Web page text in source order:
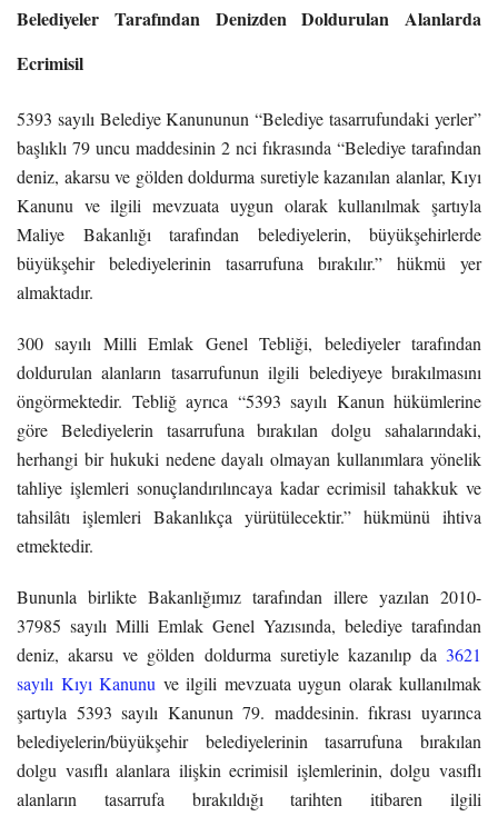
Belediyeler Tarafından Denizden Doldurulan Alanlarda
Ecrimisil
5393 sayılı Belediye Kanununun “Belediye tasarrufundaki yerler”
başlıklı 79 uncu maddesinin 2 nci fıkrasında “Belediye tarafından
deniz, akarsu ve gölden doldurma suretiyle kazanılan alanlar, Kıyı
Kanunu ve ilgili mevzuata uygun olarak kullanılmak şartıyla
Maliye Bakanlığı tarafından belediyelerin, büyükşehirlerde
büyükşehir belediyelerinin tasarrufuna bırakılır.” hükmü yer
almaktadır.
300 sayılı Milli Emlak Genel Tebliği, belediyeler tarafından
doldurulan alanların tasarrufunun ilgili belediyeye bırakılmasını
öngörmektedir. Tebliğ ayrıca “5393 sayılı Kanun hükümlerine
göre Belediyelerin tasarrufuna bırakılan dolgu sahalarındaki,
herhangi bir hukuki nedene dayalı olmayan kullanımlara yönelik
tahliye işlemleri sonuçlandırılıncaya kadar ecrimisil tahakkuk ve
tahsilâtı işlemleri Bakanlıkça yürütülecektir.” hükmünü ihtiva
etmektedir.
Bununla birlikte Bakanlığımız tarafından illere yazılan 2010-
37985 sayılı Milli Emlak Genel Yazısında, belediye tarafından
deniz, akarsu ve gölden doldurma suretiyle kazanılıp da 3621
sayılı Kıyı Kanunu ve ilgili mevzuata uygun olarak kullanılmak
şartıyla 5393 sayılı Kanunun 79. maddesinin. fıkrası uyarınca
belediyelerin/büyükşehir belediyelerinin tasarrufuna bırakılan
dolgu vasıflı alanlara ilişkin ecrimisil işlemlerinin, dolgu vasıflı
alanların tasarrufa bırakıldığı tarihten itibaren ilgili